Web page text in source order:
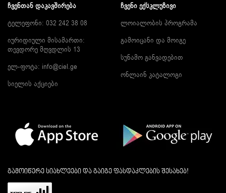
ᲩᲕᲔᲜᲗᲐᲜ ᲓᲐᲙᲐᲕᲨᲘᲠᲔᲑᲐ
ტელეფონი: 032 242 38 08
იურიდიული მისამართი:
თევდორე მღვდლის 13
ელ-ფოტა: info@ciel.ge
სიელის აქციები
ᲩᲕᲔᲜᲘ ᲔᲥᲡᲙᲚᲣᲖᲘᲕᲘ
ლოიალობის პროგრამა
გამოიცანი და მოიგე
სუნამო განვადებით
ონლაინ კატალოგი
გამოიწერე სიახლეები და გაიგე ფასდაკლების შესახებ!